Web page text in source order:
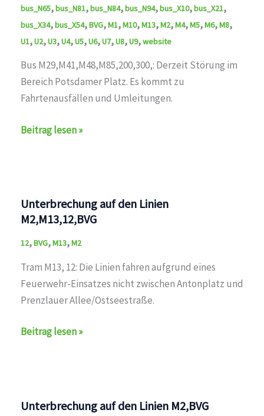
bus_N65,bus_N81,bus_N84,bus_N94,bus_X10,bus_X21,
bus_X34,bus_X54,BVG,M1,M10,M13,M2,M4,M5,M6,M8,
U1,U2,U3,U4,U5,U6,U7,U8,U9,website
Bus M29,M41,M48,M85,200,300,: Derzeit Störung im
Bereich Potsdamer Platz. Es kommt zu
Fahrtenausfällen und Umleitungen.
Störung
Beitrag lesen »
Unterbrechung auf den Linien
M2,M13,12,BVG
12,BVG,M13,M2
Tram M13, 12: Die Linien fahren aufgrund eines
Feuerwehr-Einsatzes nicht zwischen Antonplatz und
Prenzlauer Allee/Ostseestraße.
Unterbrechung
Beitrag lesen »
Unterbrechung auf den Linien M2,BVG